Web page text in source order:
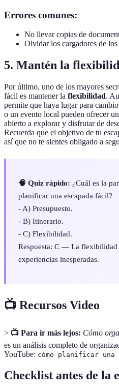
Errores comunes:
No llevar copias de
Olvidar los cargadores de
5. Mantén la
Por último, uno de los mayores
fácil es mantener la flexibilidad.
permite que haya lugar para
o un evento local pueden ofrecer
abierto a explorar y disfrutar de
Recuerda que el objetivo de tu
así que no te sientes obligado a
🧠 Quiz rápido: ¿Cuál es la
planificar una escapada fácil?
- A) Presupuesto.
- B) Itinerario.
- C) Flexibilidad.
Respuesta: C — La flexibilidad
experiencias inesperadas.
📺 Recursos Video
> 📺 Para ir más lejos: Cómo
es un análisis completo de
YouTube: cómo planificar una
Checklist antes de la